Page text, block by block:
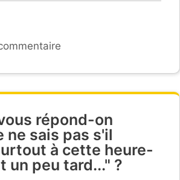
répond-on
ne sais pas s'il
à cette heure-
un peu tard..." ?